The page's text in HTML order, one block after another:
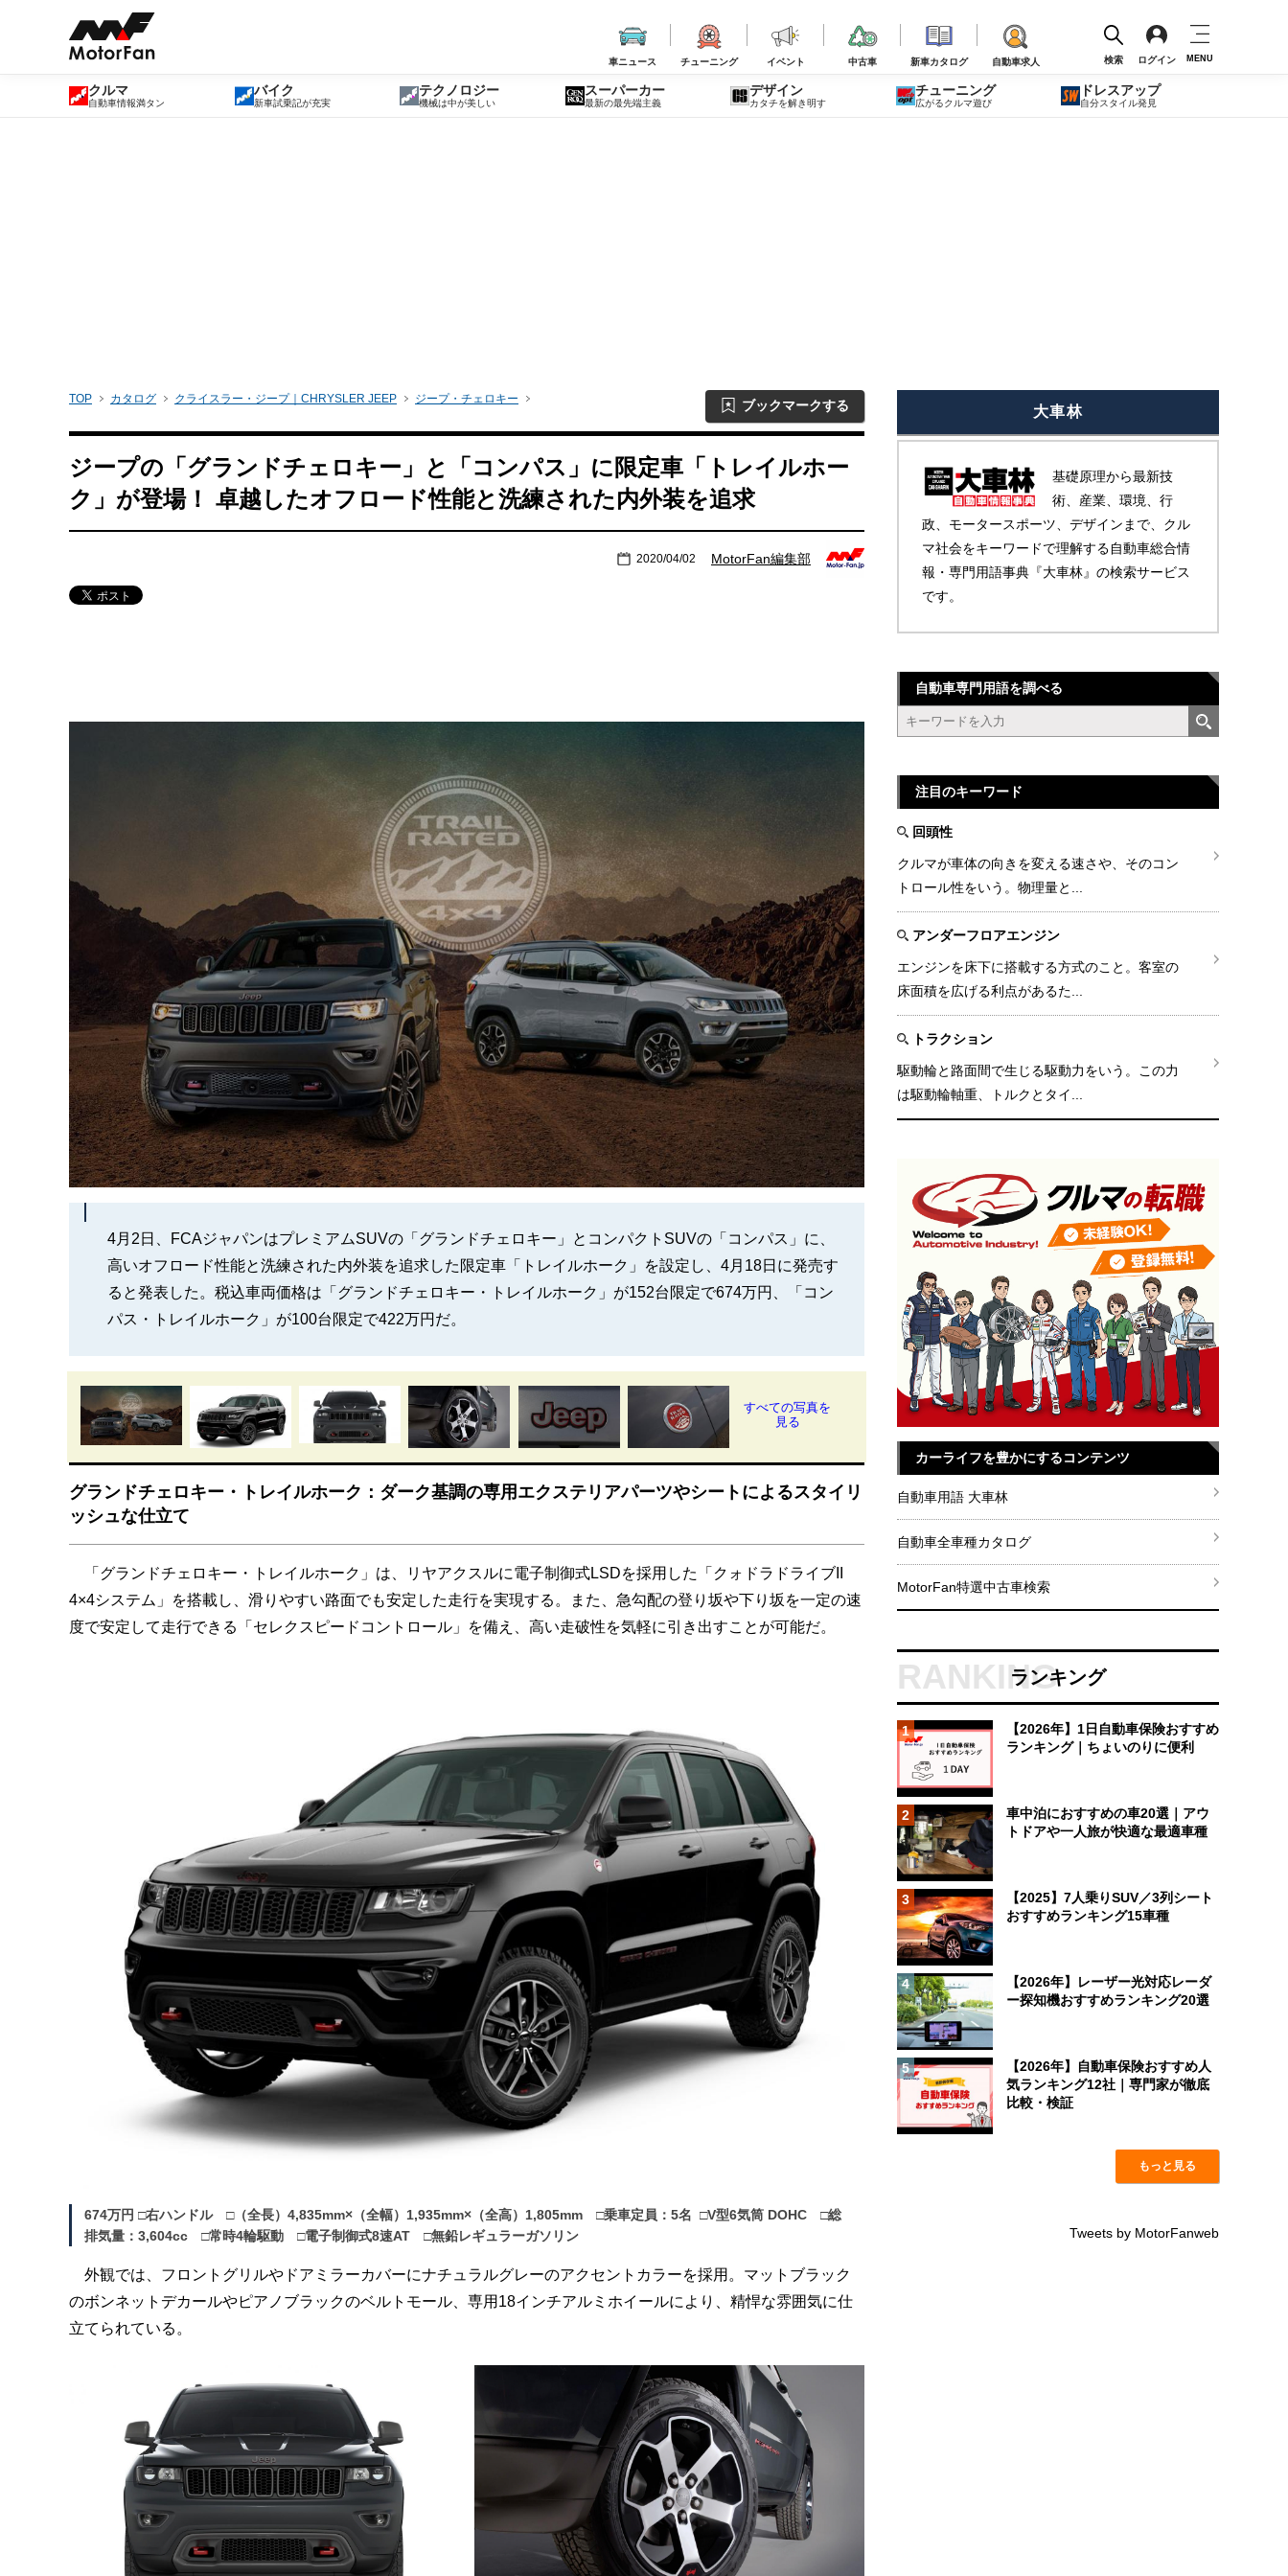
車ニュース チューニング イベント 中古車 新車カタログ 自動車求人 検索 ログイン MENU
クルマ
自動車情報満タン
バイク
新車試乗記が充実
テクノロジー
機械は中が美しい
スーパーカー
最新の最先端主義
デザイン
カタチを解き明す
チューニング
広がるクルマ遊び
ドレスアップ
自分スタイル発見
TOP カタログ クライスラー・ジープ｜CHRYSLER JEEP ジープ・チェロキー
ジープの「グランドチェロキー」と「コンパス」に限定車「トレイルホー
ク」が登場！ 卓越したオフロード性能と洗練された内外装を追求
2020/04/02 MotorFan編集部
ブックマークする
4月2日、FCAジャパンはプレミアムSUVの「グランドチェロキー」とコンパクトSUVの「コンパス」に、
高いオフロード性能と洗練された内外装を追求した限定車「トレイルホーク」を設定し、4月18日に発売す
ると発表した。税込車両価格は「グランドチェロキー・トレイルホーク」が152台限定で674万円、「コン
パス・トレイルホーク」が100台限定で422万円だ。
すべての写真を
見る
グランドチェロキー・トレイルホーク：ダーク基調の専用エクステリアパーツやシートによるスタイリ
ッシュな仕立て
「グランドチェロキー・トレイルホーク」は、リヤアクスルに電子制御式LSDを採用した「クォドラドライブII
4×4システム」を搭載し、滑りやすい路面でも安定した走行を実現する。また、急勾配の登り坂や下り坂を一定の速
度で安定して走行できる「セレクスピードコントロール」を備え、高い走破性を気軽に引き出すことが可能だ。
674万円 □右ハンドル □（全長）4,835mm×（全幅）1,935mm×（全高）1,805mm □乗車定員：5名 □V型6気筒 DOHC □総
排気量：3,604cc □常時4輪駆動 □電子制御式8速AT □無鉛レギュラーガソリン
外観では、フロントグリルやドアミラーカバーにナチュラルグレーのアクセントカラーを採用。マットブラック
のボンネットデカールやピアノブラックのベルトモール、専用18インチアルミホイールにより、精悍な雰囲気に仕
立てられている。
大車林
基礎原理から最新技
術、産業、環境、行
政、モータースポーツ、デザインまで、クル
マ社会をキーワードで理解する自動車総合情
報・専門用語事典『大車林』の検索サービス
です。
自動車専門用語を調べる
注目のキーワード
回頭性
クルマが車体の向きを変える速さや、そのコン
トロール性をいう。物理量と...
アンダーフロアエンジン
エンジンを床下に搭載する方式のこと。客室の
床面積を広げる利点があるた...
トラクション
駆動輪と路面間で生じる駆動力をいう。この力
は駆動輪軸重、トルクとタイ...
カーライフを豊かにするコンテンツ
自動車用語 大車林
自動車全車種カタログ
MotorFan特選中古車検索
ランキング
1
【2026年】1日自動車保険おすすめ
ランキング｜ちょいのりに便利
2
車中泊におすすめの車20選｜アウ
トドアや一人旅が快適な最適車種
3
【2025】7人乗りSUV／3列シート
おすすめランキング15車種
4
【2026年】レーザー光対応レーダ
ー探知機おすすめランキング20選
5
【2026年】自動車保険おすすめ人
気ランキング12社｜専門家が徹底
比較・検証
もっと見る
Tweets by MotorFanweb